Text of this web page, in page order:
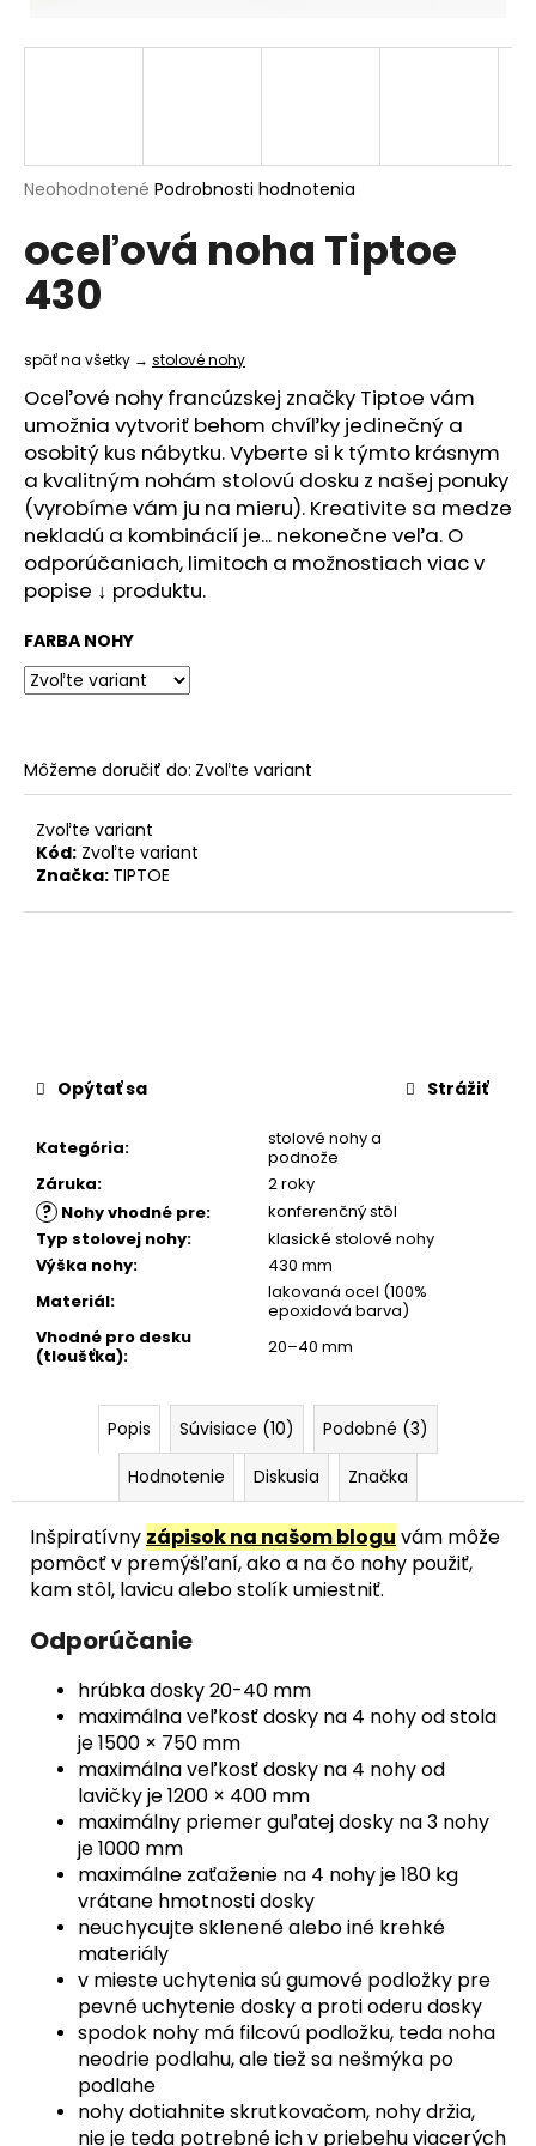
Priemerné
je
0,0
z
hviezdičiek.
Neohodnotené Podrobnosti hodnotenia
oceľová noha Tiptoe
430
späť na všetky → stolové nohy
Oceľové nohy francúzskej značky Tiptoe vám
umožnia vytvoriť behom chvíľky jedinečný a
osobitý kus nábytku. Vyberte si k týmto krásnym
a kvalitným nohám stolovú dosku z našej ponuky
(vyrobíme vám ju na mieru). Kreativite sa medze
nekladú a kombinácií je... nekonečne veľa. O
odporúčaniach, limitoch a možnostiach viac v
popise ↓ produktu.
FARBA NOHY
Môžeme doručiť do: Zvoľte variant
Zvoľte variant
Kód: Zvoľte variant
Značka: TIPTOE
Kategória:
stolové nohy a
podnože
Záruka: 2 roky
? Nohy vhodné pre:
konferenčný stôl
Typ stolovej nohy:
klasické stolové nohy
Výška nohy:
430 mm
Materiál:
lakovaná ocel (100%
epoxidová barva)
Vhodné pro desku
(tloušťka): 20–40 mm
Opýtať sa Strážiť
Popis Súvisiace (10)
Podobné (3)
Hodnotenie
Diskusia Značka
Inšpiratívny zápisok na našom blogu vám môže
pomôcť v premýšľaní, ako a na čo nohy použiť,
kam stôl, lavicu alebo stolík umiestniť.
Odporúčanie
hrúbka dosky 20-40 mm
maximálna veľkosť dosky na 4 nohy od stola
je 1500 × 750 mm
maximálna veľkosť dosky na 4 nohy od
lavičky je 1200 × 400 mm
maximálny priemer guľatej dosky na 3 nohy
je 1000 mm
maximálne zaťaženie na 4 nohy je 180 kg
vrátane hmotnosti dosky
neuchycujte sklenené alebo iné krehké
materiály
v mieste uchytenia sú gumové podložky pre
pevné uchytenie dosky a proti oderu dosky
spodok nohy má filcovú podložku, teda noha
neodrie podlahu, ale tiež sa nešmýka po
podlahe
nohy dotiahnite skrutkovačom, nohy držia,
nie je teda potrebné ich v priebehu viacerých
j
?
d
p
o
r
ú
č
a
m
STOLOVÁ
PRÍRODNÝ
186,03
€